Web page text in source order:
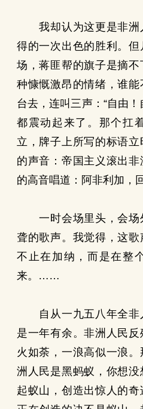
我却认为这更是非洲
得的一次出色的胜利。
场，蒋匪帮的旗子是摘
种慷慨激昂的情绪，谁
台去，连叫三声：“自由
都震动起来了。那个扛
立，牌子上所写的标语
的声音：帝国主义滚出
的高音唱道：阿非利加，
一时会场里头，会场
聋的歌声。我觉得，这
不止在加纳，而是在整
来。……
自从一九五八年全非
是一年有余。非洲人民
火如荼，一浪高似一浪
洲人民是黑蚂蚁，你想
起蚁山，创造出惊人的